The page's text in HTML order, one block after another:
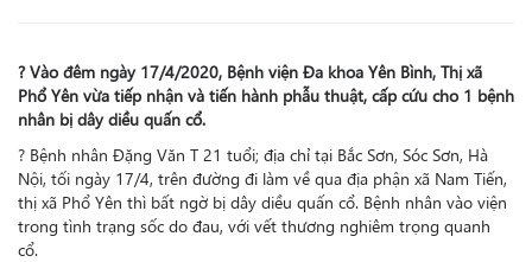
? Vào đêm ngày 17/4/2020, Bệnh viện Đa khoa Yên Bình, Thị xã
Phổ Yên vừa tiếp nhận và tiến hành phẫu thuật, cấp cứu cho 1 bệnh
nhân bị dây diều quấn cổ.
? Bệnh nhân Đặng Văn T 21 tuổi; địa chỉ tại Bắc Sơn, Sóc Sơn, Hà
Nội, tối ngày 17/4, trên đường đi làm về qua địa phận xã Nam Tiến,
thị xã Phổ Yên thì bất ngờ bị dây diều quấn cổ. Bệnh nhân vào viện
trong tình trạng sốc do đau, với vết thương nghiêm trọng quanh
cổ.